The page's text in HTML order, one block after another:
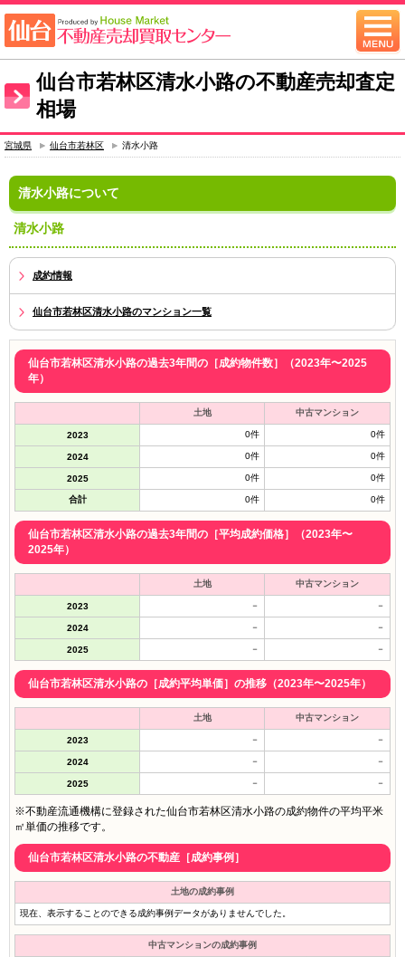
仙台市若林区清水小路の不動産売却査定
相場
宮城県 仙台市若林区 清水小路
清水小路について
清水小路
成約情報
仙台市若林区清水小路のマンション一覧
仙台市若林区清水小路の過去3年間の［成約物件数］（2023年〜2025
年）
土地 中古マンション
2023 0件 0件
2024 0件 0件
2025 0件 0件
合計 0件 0件
仙台市若林区清水小路の過去3年間の［平均成約価格］（2023年〜
2025年）
土地 中古マンション
2023 － －
2024 － －
2025 － －
仙台市若林区清水小路の［成約平均単価］の推移（2023年〜2025年）
土地 中古マンション
2023 － －
2024 － －
2025 － －
※不動産流通機構に登録された仙台市若林区清水小路の成約物件の平均平米
㎡単価の推移です。
仙台市若林区清水小路の不動産［成約事例］
土地の成約事例
現在、表示することのできる成約事例データがありませんでした。
中古マンションの成約事例